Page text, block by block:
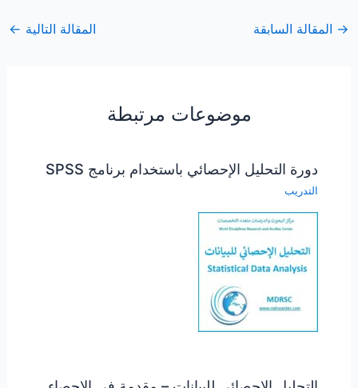
→ المقالة السابقة المقالة التالية ←
موضوعات مرتبطة
دورة التحليل الإحصائي باستخدام برنامج SPSS
التدريب